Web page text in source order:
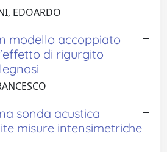
EDOARDO
modello accoppiato
di rigurgito
sonda acustica
misure intensimetriche